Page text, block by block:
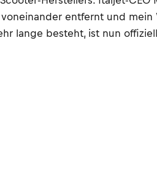
entfernt und
lange besteht, ist nun